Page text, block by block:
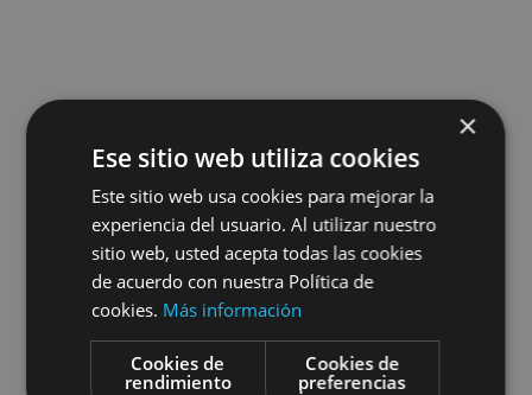
×
Ese sitio web utiliza cookies
Este sitio web usa cookies para mejorar la
experiencia del usuario. Al utilizar nuestro
sitio web, usted acepta todas las cookies
de acuerdo con nuestra Política de
cookies. Más información
Cookies de
rendimiento
Cookies de
preferencias